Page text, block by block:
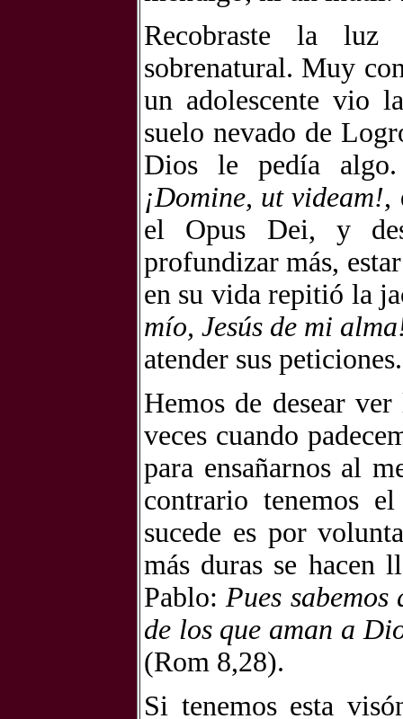
Recobraste la luz
sobrenatural. Muy
un adolescente vio
suelo nevado de
Dios le pedía algo.
¡Domine, ut videam!,
el Opus Dei, y
profundizar más,
en su vida repitió la
mío, Jesús de mi
atender sus
Hemos de desear
veces cuando
para ensañarnos al
contrario tenemos
sucede es por
más duras se hacen
Pablo:Pues
de los que aman a
(Rom 8,28).
Si tenemos esta